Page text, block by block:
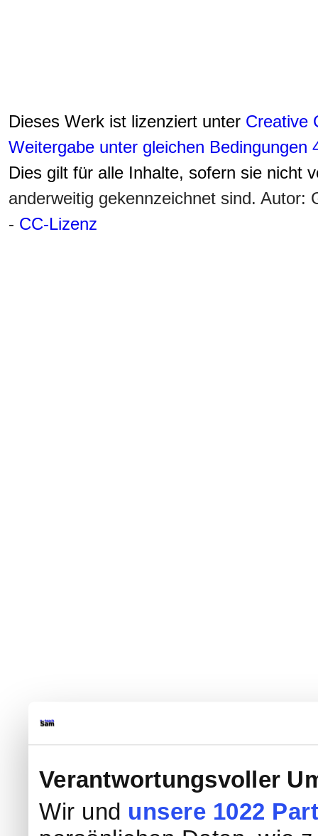
Verantwortungsvoller
Wir und unsere 1022
Dieses Werk ist lizenziert unter Creative
Weitergabe unter gleichen
Dies gilt für alle Inhalte, sofern sie nicht
anderweitig gekennzeichnet sind. Autor:
- CC-Lizenz